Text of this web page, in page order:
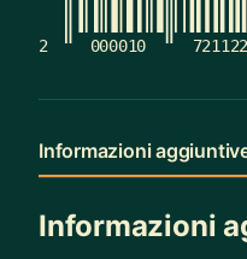
2 000010 721122
Informazioni
Informazioni